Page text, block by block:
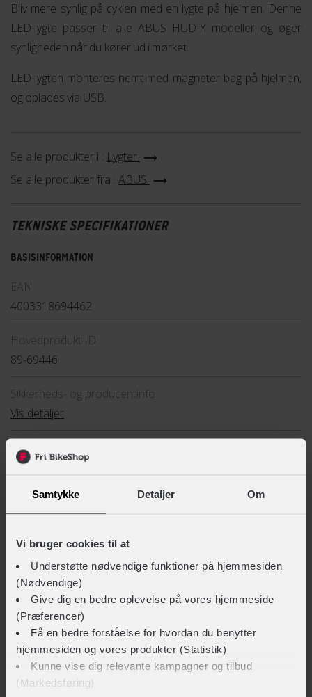
Samtykke Detaljer Om
Vi bruger cookies til at
Understøtte nødvendige funktioner på hjemmesiden
(Nødvendige)
Give dig en bedre oplevelse på vores hjemmeside
(Præferencer)
Få en bedre forståelse for hvordan du benytter
hjemmesiden og vores produkter (Statistik)
Kunne vise dig relevante kampagner og tilbud
(Markedsføring)
Bliv mere synlig på cyklen med en lygte på hjelmen. Denne
LED-lygte passer til alle ABUS HUD-Y modeller og øger
synligheden når du kører ud i mørket.
LED-lygten monteres nemt med magneter bag på hjelmen,
og oplades via USB.
Se alle produkter i : Lygter
Se alle produkter fra : ABUS
TEKNISKE SPECIFIKATIONER
BASISINFORMATION
EAN
4003318694462
Hovedprodukt ID
89-69446
Sikkerheds- og producentinfo
Vis detaljer